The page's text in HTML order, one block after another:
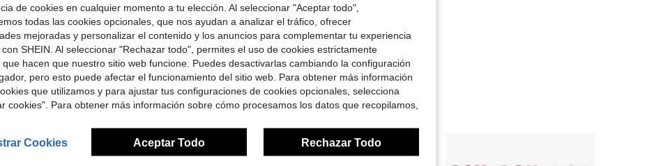
Reseñas
de cookies en cualquier momento a tu elección. Al seleccionar "Aceptar todo",
todas las cookies opcionales, que nos ayudan a analizar el tráfico, ofrecer
mejoradas y personalizar el contenido y los anuncios para complementar tu experiencia
SHEIN. Al seleccionar "Rechazar todo", permites el uso de cookies estrictamente
que hacen que nuestro sitio web funcione. Puedes desactivarlas cambiando la configuración
pero esto puede afectar el funcionamiento del sitio web. Para obtener más información
que utilizamos y para ajustar tus configuraciones de cookies opcionales, selecciona
cookies". Para obtener más información sobre cómo procesamos los datos que recopilamos,
Cookies Aceptar Todo Rechazar Todo